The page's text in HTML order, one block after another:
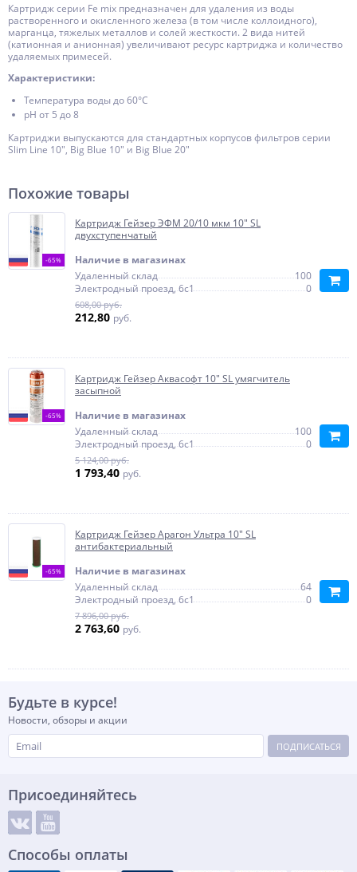
Картридж серии Fe mix предназначен для удаления из воды
растворенного и окисленного железа (в том числе коллоидного),
марганца, тяжелых металлов и солей жесткости. 2 вида нитей
(катионная и анионная) увеличивают ресурс картриджа и количество
удаляемых примесей.
Характеристики:
Температура воды до 60°С
рН от 5 до 8
Картриджи выпускаются для стандартных корпусов фильтров серии
Slim Line 10", Big Blue 10" и Big Blue 20"
Похожие товары
-65%
Картридж Гейзер ЭФМ 20/10 мкм 10" SL
двухступенчатый
Наличие в магазинах
Удаленный склад
100
Электродный проезд, 6с1
0
608,00 руб.
212,80 руб.
-65%
Картридж Гейзер Аквасофт 10" SL умягчитель
засыпной
Наличие в магазинах
Удаленный склад
100
Электродный проезд, 6с1
0
5 124,00 руб.
1 793,40 руб.
-65%
Картридж Гейзер Арагон Ультра 10" SL
антибактериальный
Наличие в магазинах
Удаленный склад
64
Электродный проезд, 6с1
0
7 896,00 руб.
2 763,60 руб.
Будьте в курсе!
Новости, обзоры и акции
ПОДПИСАТЬСЯ
Присоединяйтесь
Способы оплаты